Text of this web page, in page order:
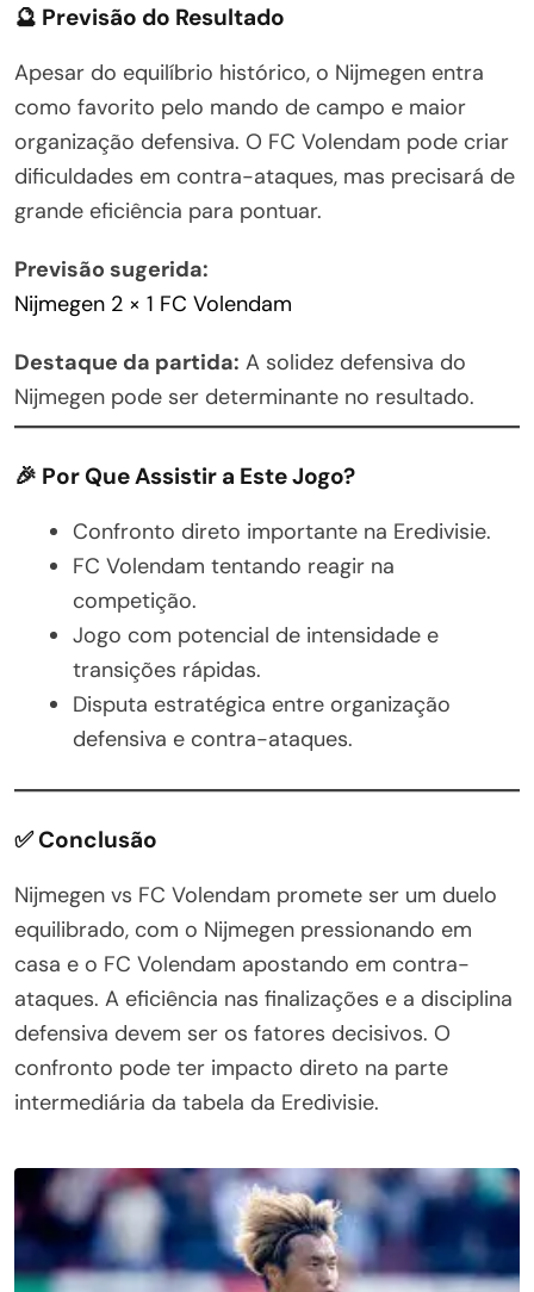
🔮 Previsão do Resultado
Apesar do equilíbrio histórico, o Nijmegen entra
como favorito pelo mando de campo e maior
organização defensiva. O FC Volendam pode criar
dificuldades em contra-ataques, mas precisará de
grande eficiência para pontuar.
Previsão sugerida:
Nijmegen 2 × 1 FC Volendam
Destaque da partida: A solidez defensiva do
Nijmegen pode ser determinante no resultado.
🎉 Por Que Assistir a Este Jogo?
Confronto direto importante na Eredivisie.
FC Volendam tentando reagir na
competição.
Jogo com potencial de intensidade e
transições rápidas.
Disputa estratégica entre organização
defensiva e contra-ataques.
✅ Conclusão
Nijmegen vs FC Volendam promete ser um duelo
equilibrado, com o Nijmegen pressionando em
casa e o FC Volendam apostando em contra-
ataques. A eficiência nas finalizações e a disciplina
defensiva devem ser os fatores decisivos. O
confronto pode ter impacto direto na parte
intermediária da tabela da Eredivisie.